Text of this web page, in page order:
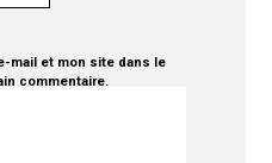
mail et mon site dans le
commentaire.